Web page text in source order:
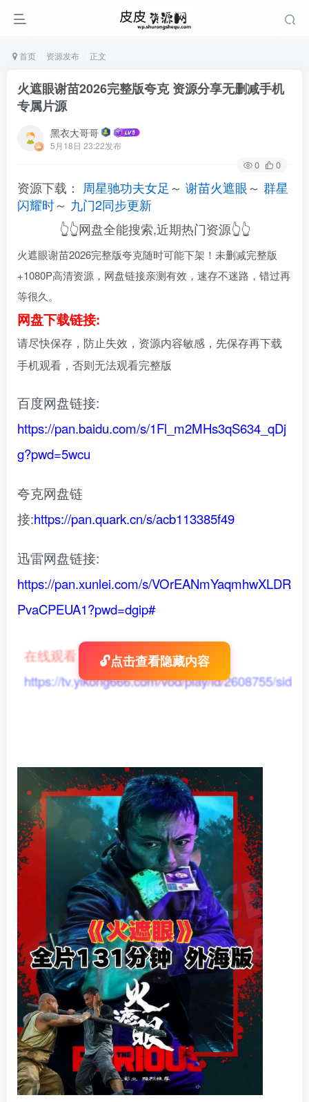
首页 资源发布 正文
火遮眼谢苗2026完整版夸克 资源分享无删减手机
专属片源
黑衣大哥哥
5月18日 23:22发布
0 0
资源下载： 周星驰功夫女足 ～ 谢苗火遮眼～ 群星
闪耀时～ 九门2同步更新
👆👆网盘全能搜索,近期热门资源👆👆
火遮眼谢苗2026完整版夸克随时可能下架！未删减完整版
+1080P高清资源，网盘链接亲测有效，速存不迷路，错过再
等很久。
网盘下载链接:
请尽快保存，防止失效，资源内容敏感，先保存再下载
手机观看，否则无法观看完整版
百度网盘链接:
https://pan.baidu.com/s/1Fl_m2MHs3qS634_qDj
g?pwd=5wcu
夸克网盘链
接:https://pan.quark.cn/s/acb113385f49
迅雷网盘链接:
https://pan.xunlei.com/s/VOrEANmYaqmhwXLDR
PvaCPEUA1?pwd=dgip#
在线观看
https://tv.yikong666.com/vod/play/id/2608755/sid/
🔓点击查看隐藏内容